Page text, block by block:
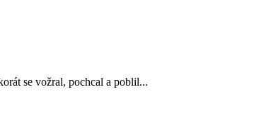
se vožral, pochcal a poblil...